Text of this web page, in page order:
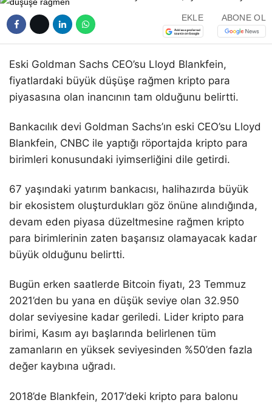
EKLE ABONE OL
Eski Goldman Sachs CEO’su Lloyd Blankfein,
fiyatlardaki büyük düşüşe rağmen kripto para
piyasasına olan inancının tam olduğunu belirtti.
Bankacılık devi Goldman Sachs’ın eski CEO’su Lloyd
Blankfein, CNBC ile yaptığı röportajda kripto para
birimleri konusundaki iyimserliğini dile getirdi.
67 yaşındaki yatırım bankacısı, halihazırda büyük
bir ekosistem oluşturdukları göz önüne alındığında,
devam eden piyasa düzeltmesine rağmen kripto
para birimlerinin zaten başarısız olamayacak kadar
büyük olduğunu belirtti.
Bugün erken saatlerde Bitcoin fiyatı, 23 Temmuz
2021’den bu yana en düşük seviye olan 32.950
dolar seviyesine kadar geriledi. Lider kripto para
birimi, Kasım ayı başlarında belirlenen tüm
zamanların en yüksek seviyesinden %50’den fazla
değer kaybına uğradı.
2018’de Blankfein, 2017’deki kripto para balonu